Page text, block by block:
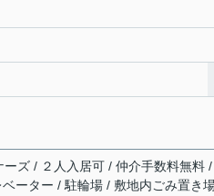
ーズ / ２人入居可 / 仲介手数料無料
ーター / 駐輪場 / 敷地内ごみ置き